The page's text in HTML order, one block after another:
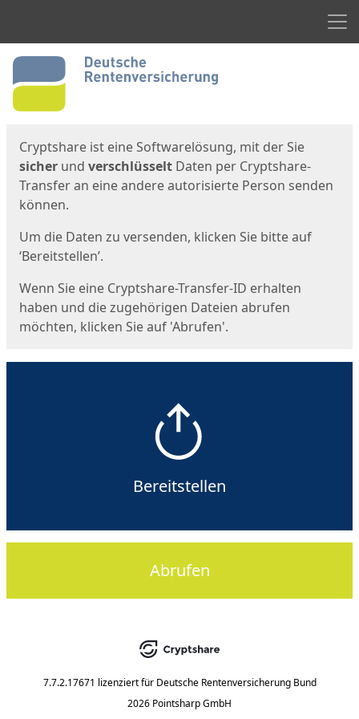
Start
Cryptshare ist eine Softwarelösung, mit der Sie
sicher und verschlüsselt Daten per Cryptshare-
Transfer an eine andere autorisierte Person senden
können.
Um die Daten zu versenden, klicken Sie bitte auf
‘Bereitstellen’.
Wenn Sie eine Cryptshare-Transfer-ID erhalten
haben und die zugehörigen Dateien abrufen
möchten, klicken Sie auf 'Abrufen'.
Bereitstellen
Abrufen
7.7.2.17671 lizenziert für Deutsche Rentenversicherung Bund
2026 Pointsharp GmbH